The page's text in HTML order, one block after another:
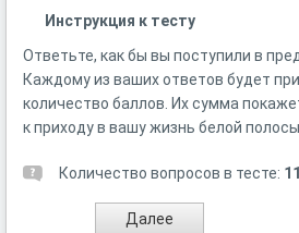
Инструкция к тесту
Ответьте, как бы вы поступили в
Каждому из ваших ответов будет
количество баллов. Их сумма
к приходу в вашу жизнь белой полосы.
Количество вопросов в тесте: 11